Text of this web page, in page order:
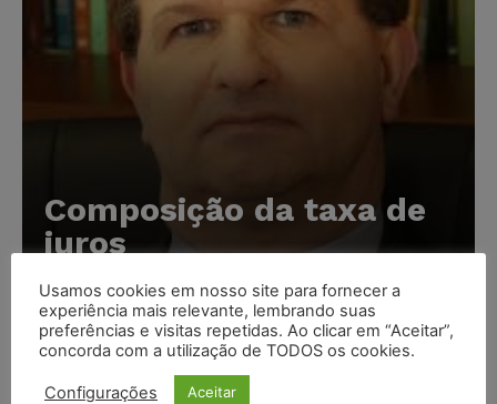
Composição da taxa de
juros
Carlos Henrique Abrão 07/08/2026
Meta é alvo de denúncia após anúncios com conteúdo
plataformas
Usamos cookies em nosso site para fornecer a
experiência mais relevante, lembrando suas
preferências e visitas repetidas. Ao clicar em “Aceitar”,
concorda com a utilização de TODOS os cookies.
Configurações Aceitar